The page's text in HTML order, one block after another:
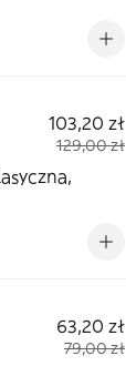
103,20 zł
129,00 zł
63,20 zł
79,00 zł